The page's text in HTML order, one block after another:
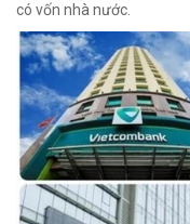
có vốn nhà nước.